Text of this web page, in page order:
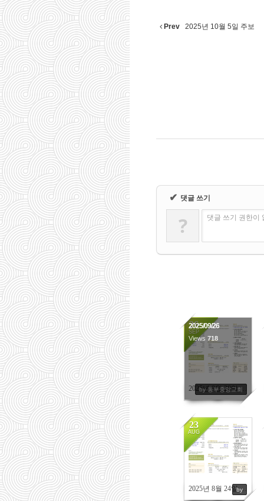
Prev 2025년 10월 5일 주보
✔ 댓글 쓰기
? 댓글 쓰기 권한이
2025년 9월 28일 주보
26
SEP
by 동부중앙교회
2025/09/26
Views 718
2025년 8월 24일 주보
23
AUG
by